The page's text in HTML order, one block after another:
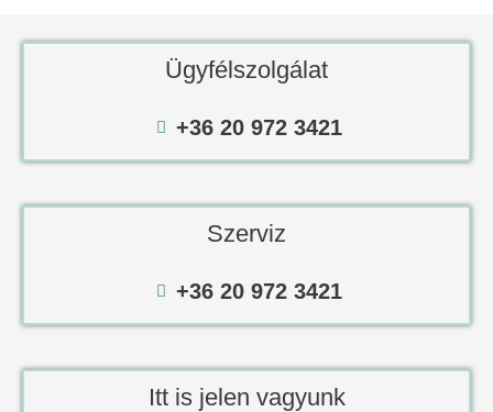
Ügyfélszolgálat
+36 20 972 3421
Szerviz
+36 20 972 3421
Itt is jelen vagyunk